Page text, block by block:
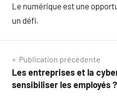
Le numérique est une
un défi.
Navigation
de
Publication précédente
Les entreprises et la
sensibiliser les employés ?